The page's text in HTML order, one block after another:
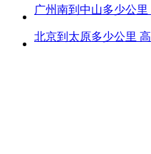
广州南到中山多少公
北京到太原多少公里